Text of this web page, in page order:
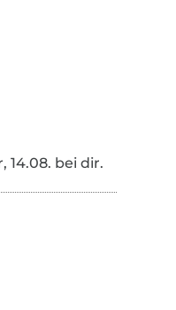
14.08. bei dir.